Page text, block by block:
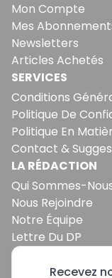
Mon Compte
Mes
Newsletters
Articles Achetés
SERVICES
Conditions
Politique De
Politique En
Contact &
LA RÉDACTION
Qui Sommes-
Nous Rejoindre
Notre Équipe
Lettre Du DP
Recevez